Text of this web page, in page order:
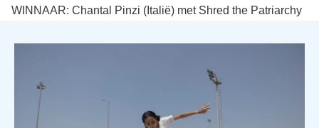
WINNAAR: Chantal Pinzi (Italië) met Shred the Patriarchy